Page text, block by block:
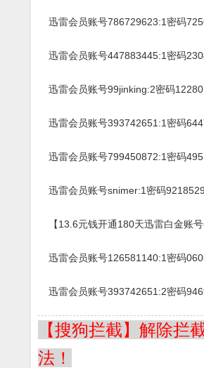
迅雷会员账号786729623:1密码
迅雷会员账号447883445:1密码
迅雷会员账号99jinking:2密码
迅雷会员账号393742651:1密码
迅雷会员账号799450872:1密码
迅雷会员账号snimer:1密码9218529
【13.6元钱开通180天迅雷白金账号
迅雷会员账号126581140:1密码
迅雷会员账号393742651:2密码
【搜狗拦截】解除拦
法！